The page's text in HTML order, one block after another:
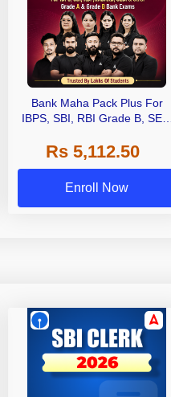
Bank Maha Pack Plus For
IBPS, SBI, RBI Grade B, SEBI
Other Grade A & Grade B Bank
Exams
Rs 5,112.50
Enroll Now